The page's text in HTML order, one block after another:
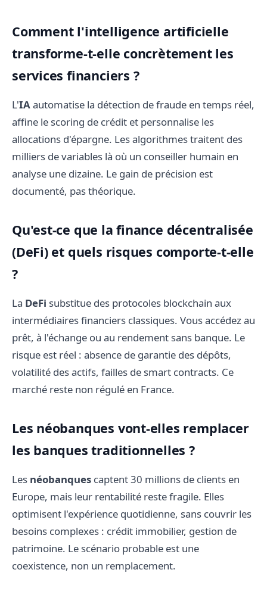
Comment l'intelligence artificielle
transforme-t-elle concrètement les
services financiers ?
L'IA automatise la détection de fraude en temps réel,
affine le scoring de crédit et personnalise les
allocations d'épargne. Les algorithmes traitent des
milliers de variables là où un conseiller humain en
analyse une dizaine. Le gain de précision est
documenté, pas théorique.
Qu'est-ce que la finance décentralisée
(DeFi) et quels risques comporte-t-elle
?
La DeFi substitue des protocoles blockchain aux
intermédiaires financiers classiques. Vous accédez au
prêt, à l'échange ou au rendement sans banque. Le
risque est réel : absence de garantie des dépôts,
volatilité des actifs, failles de smart contracts. Ce
marché reste non régulé en France.
Les néobanques vont-elles remplacer
les banques traditionnelles ?
Les néobanques captent 30 millions de clients en
Europe, mais leur rentabilité reste fragile. Elles
optimisent l'expérience quotidienne, sans couvrir les
besoins complexes : crédit immobilier, gestion de
patrimoine. Le scénario probable est une
coexistence, non un remplacement.